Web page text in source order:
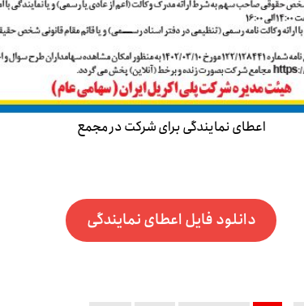
اعطای نمایندگی برای شرکت در مجمع
دانلود فایل اعطای نمایندگی